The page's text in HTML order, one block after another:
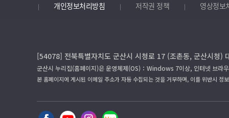
개인정보처리방침 저작권 정책 영상정보
[54078] 전북특별자치도 군산시 시청로 17 (조촌동, 군산시청
군산시 누리집(홈페이지)은 운영체제(OS)：Windows 7이상, 인터넷 브라
본 홈페이지에 게시된 이메일 주소가 자동 수집되는 것을 거부하며, 이를 위반시 정